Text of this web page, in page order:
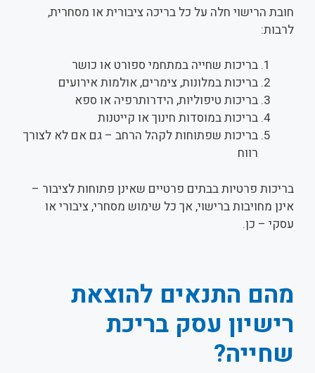
חובת הרישוי חלה על כל בריכה ציבורית או מסחרית,
לרבות:
בריכות שחייה במתחמי ספורט או כושר
בריכות במלונות, צימרים, אולמות אירועים
בריכות טיפוליות, הידרותרפיה או ספא
בריכות במוסדות חינוך או קייטנות
בריכות שפתוחות לקהל הרחב – גם אם לא לצורך
רווח
בריכות פרטיות בבתים פרטיים שאינן פתוחות לציבור –
אינן מחויבות ברישוי, אך כל שימוש מסחרי, ציבורי או
עסקי – כן.
מהם התנאים להוצאת
רישיון עסק בריכת
שחייה?